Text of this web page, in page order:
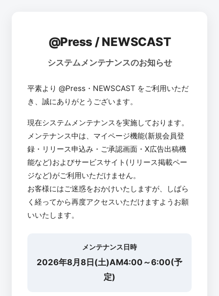
@Press / NEWSCAST
システムメンテナンスのお知らせ
平素より @Press・NEWSCAST をご利用いただ
き、誠にありがとうございます。
現在システムメンテナンスを実施しております。
メンテナンス中は、マイページ機能(新規会員登
録・リリース申込み・ご承認画面・X広告出稿機
能など)およびサービスサイト(リリース掲載ペー
ジなど)がご利用いただけません。
お客様にはご迷惑をおかけいたしますが、しばら
く経ってから再度アクセスいただけますようお願
いいたします。
メンテナンス日時
2026年8月8日(土)AM4:00～6:00(予
定)